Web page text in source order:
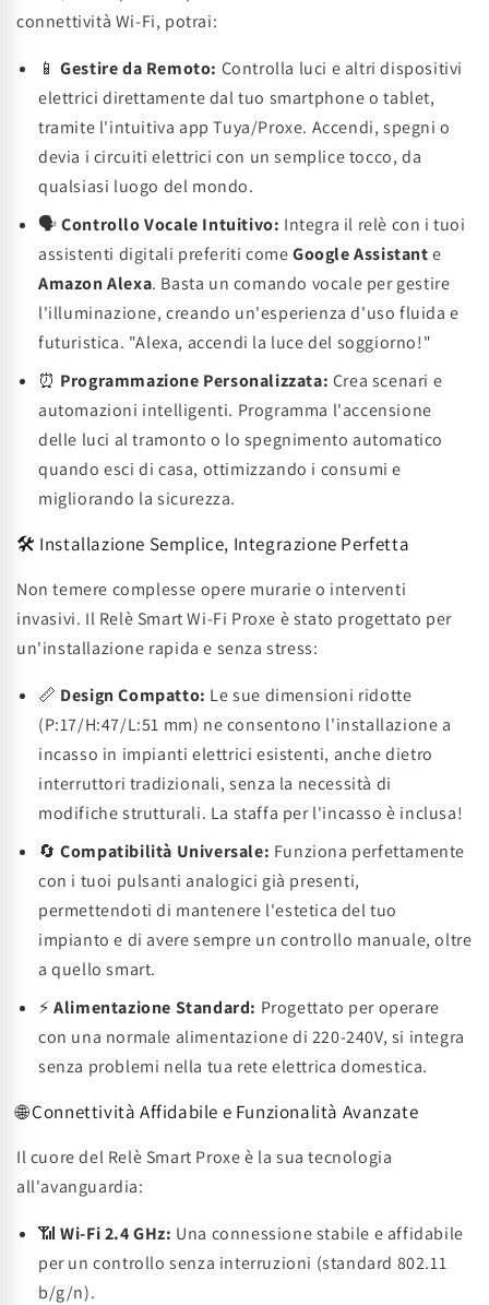
connettività Wi-Fi, potrai:
📱Gestire da Remoto: Controlla luci e altri dispositivi
elettrici direttamente dal tuo smartphone o tablet,
tramite l'intuitiva app Tuya/Proxe. Accendi, spegni o
devia i circuiti elettrici con un semplice tocco, da
qualsiasi luogo del mondo.
🗣️Controllo Vocale Intuitivo: Integra il relè con i tuoi
assistenti digitali preferiti comeGoogle Assistante
Amazon Alexa. Basta un comando vocale per gestire
l'illuminazione, creando un'esperienza d'uso fluida e
futuristica. "Alexa, accendi la luce del soggiorno!"
⏰ Programmazione Personalizzata: Crea scenari e
automazioni intelligenti. Programma l'accensione
delle luci al tramonto o lo spegnimento automatico
quando esci di casa, ottimizzando i consumi e
migliorando la sicurezza.
🛠️ Installazione Semplice, Integrazione Perfetta
Non temere complesse opere murarie o interventi
invasivi. Il Relè Smart Wi-Fi Proxe è stato progettato per
un'installazione rapida e senza stress:
📏 Design Compatto: Le sue dimensioni ridotte
(P:17/H:47/L:51 mm) ne consentono l'installazione a
incasso in impianti elettrici esistenti, anche dietro
interruttori tradizionali, senza la necessità di
modifiche strutturali. La staffa per l'incasso è inclusa!
🔄Compatibilità Universale: Funziona perfettamente
con i tuoi pulsanti analogici già presenti,
permettendoti di mantenere l'estetica del tuo
impianto e di avere sempre un controllo manuale, oltre
a quello smart.
⚡Alimentazione Standard: Progettato per operare
con una normale alimentazione di 220-240V, si integra
senza problemi nella tua rete elettrica domestica.
🌐 Connettività Affidabile e Funzionalità Avanzate
Il cuore del Relè Smart Proxe è la sua tecnologia
all'avanguardia:
📶Wi-Fi 2.4 GHz: Una connessione stabile e affidabile
per un controllo senza interruzioni (standard 802.11
b/g/n).